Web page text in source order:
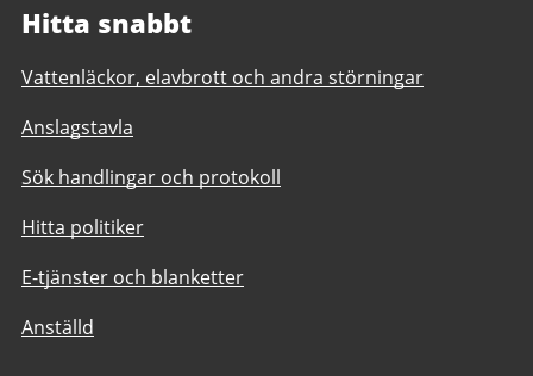
Hitta snabbt
Vattenläckor, elavbrott och andra störningar
Anslagstavla
Sök handlingar och protokoll
Hitta politiker
E-tjänster och blanketter
Anställd